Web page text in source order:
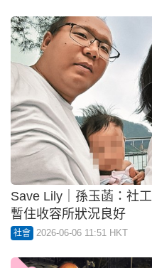
Save Lily｜孫玉菡：社
暫住收容所狀況良好
社會 2026-06-06 11:51 HKT